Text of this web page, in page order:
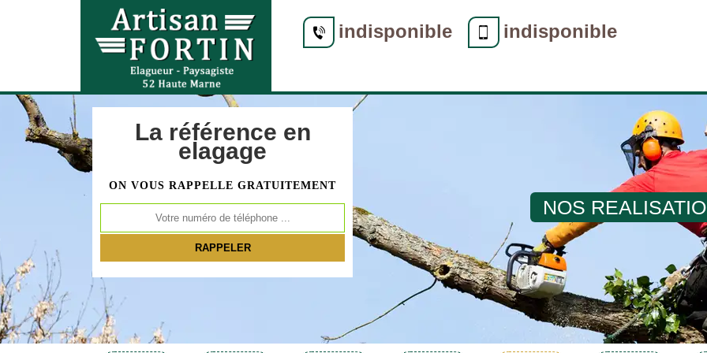
indisponible indisponible
La référence en
elagage
ON VOUS RAPPELLE GRATUITEMENT
NOS